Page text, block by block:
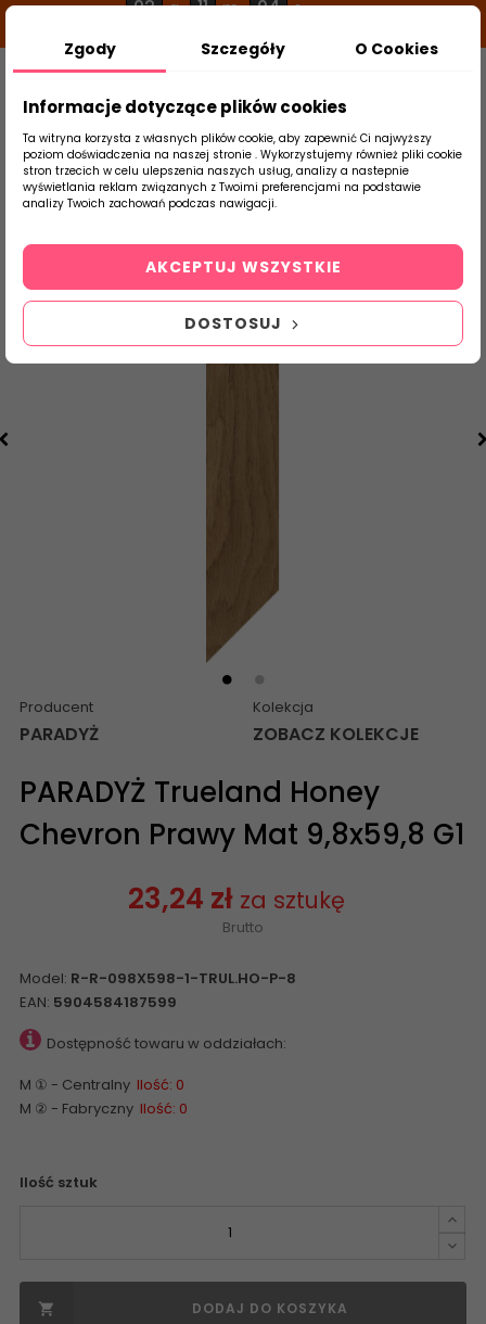
02 g 11 m 03 s
Szukaj
produktu
Strona Główna Salon / Taras Paradyż
Producent
PARADYŻ
Kolekcja
ZOBACZ KOLEKCJE
PARADYŻ Trueland Honey
Chevron Prawy Mat 9,8x59,8 G1
23,24 zł za sztukę
Brutto
Model: R-R-098X598-1-TRUL.HO-P-8
EAN: 5904584187599
Dostępność towaru w oddziałach:
M ① - Centralny Ilość: 0
M ② - Fabryczny Ilość: 0
Ilość sztuk
 DODAJ DO KOSZYKA
Zgody Szczegóły O Cookies
Informacje dotyczące plików cookies
Ta witryna korzysta z własnych plików cookie, aby zapewnić Ci najwyższy
poziom doświadczenia na naszej stronie . Wykorzystujemy również pliki cookie
stron trzecich w celu ulepszenia naszych usług, analizy a nastepnie
wyświetlania reklam związanych z Twoimi preferencjami na podstawie
analizy Twoich zachowań podczas nawigacji.
DOSTOSUJ
AKCEPTUJ WSZYSTKIE